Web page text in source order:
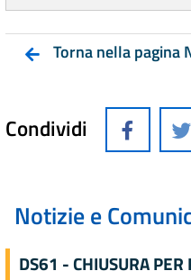
Torna nella pagina
Condividi
Notizie e
DS61 - CHIUSURA PER